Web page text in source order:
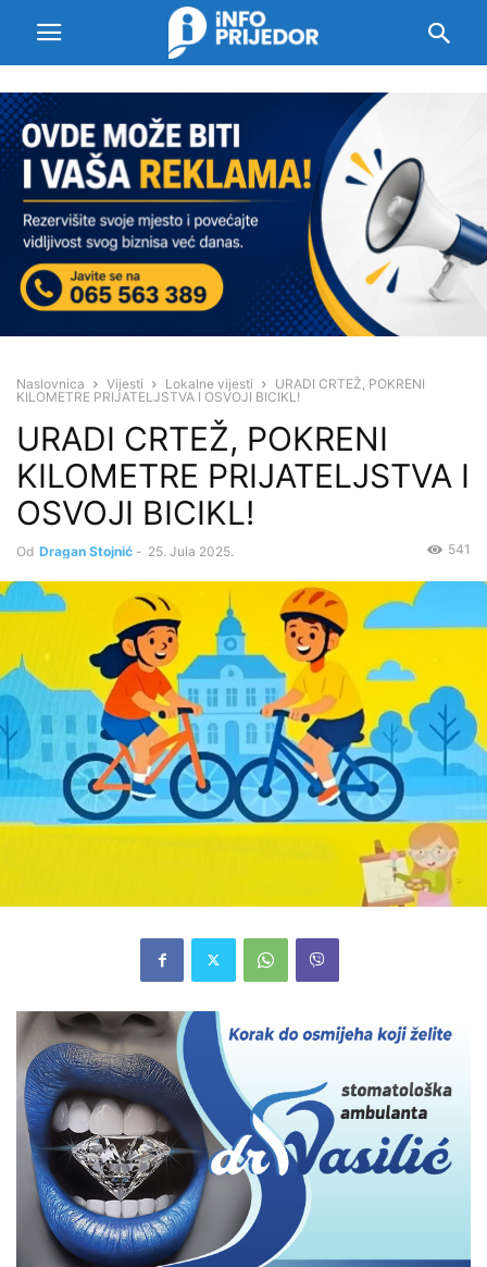
Naslovnica Vijesti Lokalne vijesti
URADI CRTEŽ, POKRENI
KILOMETRE PRIJATELJSTVA I OSVOJI BICIKL!
URADI CRTEŽ, POKRENI
KILOMETRE PRIJATELJSTVA I
OSVOJI BICIKL!
Od Dragan Stojnić - 25. Jula 2025. 541